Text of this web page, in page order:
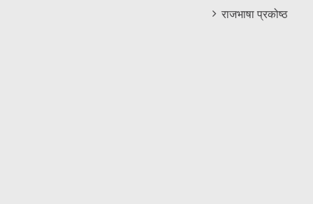
राजभाषा प्रकोष्ठ